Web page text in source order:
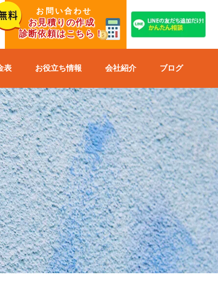
お問い合わせ
お見積りの作成
診断依頼はこちら！
表 お役立ち情報 会社紹介 ブログ